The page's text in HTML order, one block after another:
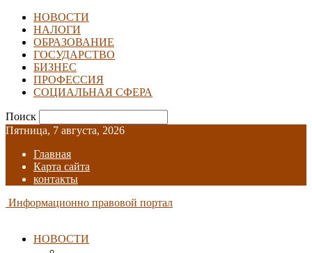
НОВОСТИ
НАЛОГИ
ОБРАЗОВАНИЕ
ГОСУДАРСТВО
БИЗНЕС
ПРОФЕССИЯ
СОЦИАЛЬНАЯ СФЕРА
Поиск
Пятница, 7 августа, 2026
Главная
Карта сайта
контакты
Информационно правовой портал
НОВОСТИ